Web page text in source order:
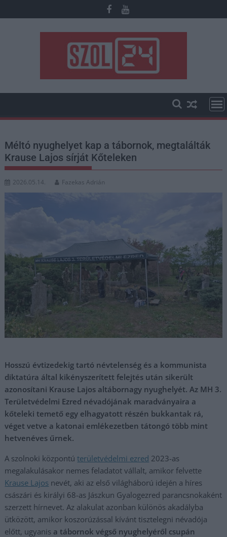
to
Méltó nyughelyet kap a tábornok, megtalálták
Krause Lajos sírját Kőteleken
2026.05.14. Fazekas Adrián
Hosszú évtizedekig tartó névtelenség és a kommunista
diktatúra által kikényszerített felejtés után sikerült
azonosítani Krause Lajos altábornagy nyughelyét. Az MH 3.
Területvédelmi Ezred névadójának maradványaira a
kőteleki temető egy elhagyatott részén bukkantak rá,
véget vetve a katonai emlékezetben tátongó több mint
hetvenéves űrnek.
A szolnoki központúterületvédelmi ezred 2023-as
megalakulásakor nemes feladatot vállalt, amikor felvette
Krause Lajos nevét, aki az első világháború idején a híres
császári és királyi 68-as Jászkun Gyalogezred parancsnokaként
szerzett hírnevet. Az alakulat azonban különös akadályba
ütközött, amikor koszorúzással kívánt tisztelegni névadója
előtt, ugyanis a tábornok végső nyughelyéről csupán